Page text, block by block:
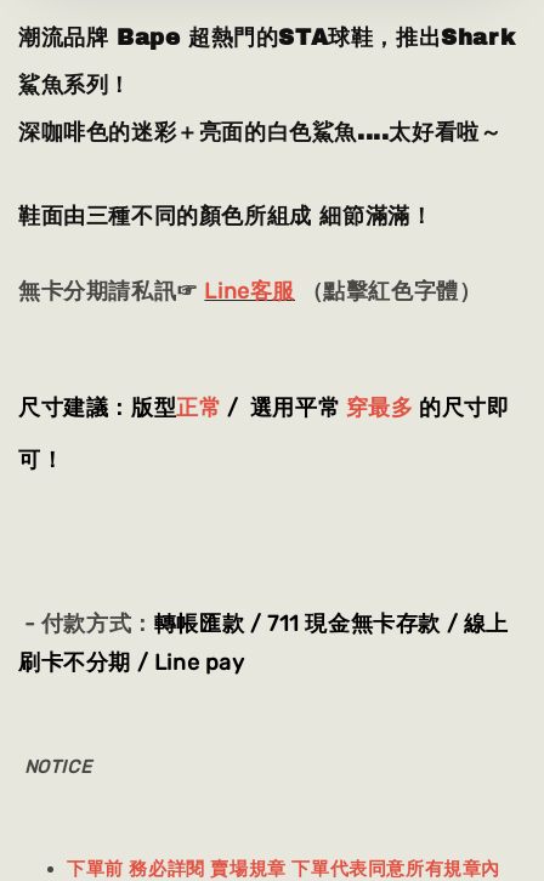
潮流品牌 Bape 超熱門的STA球鞋，推出Shark
鯊魚系列！
深咖啡色的迷彩＋亮面的白色鯊魚....太好看啦～
鞋面由三種不同的顏色所組成 細節滿滿！
無卡分期請私訊☞ Line客服 （點擊紅色字體）
尺寸建議：版型正常 / 選用平常 穿最多 的尺寸即
可！
- 付款方式： 轉帳匯款 / 711 現金無卡存款 / 線上
刷卡不分期 / Line pay
NOTICE
下單前 務必詳閱 賣場規章 下單代表同意所有規章內